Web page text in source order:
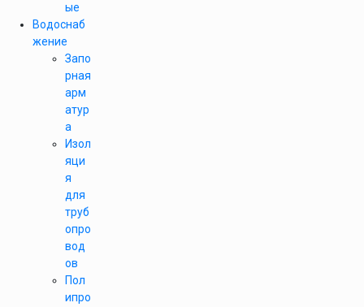
ые
Водоснаб
жение
Запо
рная
арм
атур
а
Изол
яци
я
для
труб
опро
вод
ов
Пол
ипро